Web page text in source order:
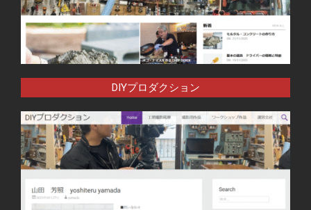
DIYプロダクション